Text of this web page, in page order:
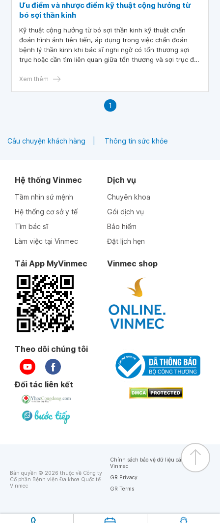
Ưu điểm và nhược điểm kỹ thuật cộng hưởng từ
bó sợi thần kinh
Kỹ thuật cộng hưởng từ bó sợi thần kinh kỹ thuật chẩn
đoán hình ảnh tiên tiến, áp dụng trong việc chẩn đoán
bệnh lý thần kinh khi bác sĩ nghi ngờ có tổn thương sợi
trục hoặc cần tìm liên quan giữa tổn thương và sợi trục để
Xem thêm
1
Câu chuyện khách hàng Thông tin sức khỏe
Hệ thống Vinmec
Tầm nhìn sứ mệnh
Hệ thống cơ sở y tế
Tìm bác sĩ
Làm việc tại Vinmec
Dịch vụ
Chuyên khoa
Gói dịch vụ
Bảo hiểm
Đặt lịch hẹn
Tải App MyVinmec Vinmec shop
Theo dõi chúng tôi
Đối tác liên kết
Bản quyền © 2026 thuộc về Công ty
Cổ phần Bệnh viện Đa khoa Quốc tế
Vinmec
Chính sách bảo vệ dữ liệu cá nhân của
Vinmec
GR Privacy
GR Terms